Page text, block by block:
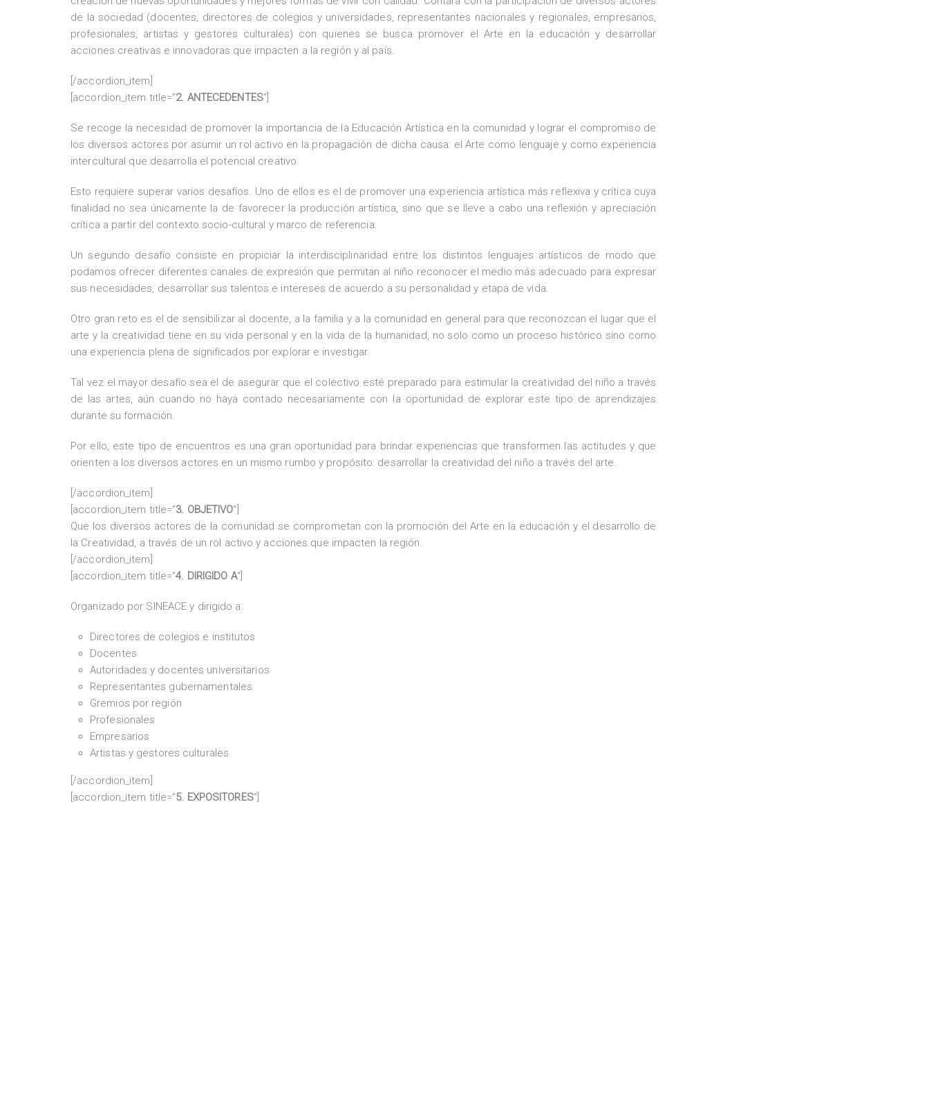
de la sociedad (docentes, directores de colegios y universidades, representantes nacionales y regionales, empresarios,
profesionales, artistas y gestores culturales) con quienes se busca promover el Arte en la educación y desarrollar
acciones creativas e innovadoras que impacten a la región y al país.
[/accordion_item]
[accordion_item title=”2. ANTECEDENTES“]
Se recoge la necesidad de promover la importancia de la Educación Artística en la comunidad y lograr el compromiso de
los diversos actores por asumir un rol activo en la propagación de dicha causa: el Arte como lenguaje y como experiencia
intercultural que desarrolla el potencial creativo.
Esto requiere superar varios desafíos. Uno de ellos es el de promover una experiencia artística más reflexiva y crítica cuya
finalidad no sea únicamente la de favorecer la producción artística, sino que se lleve a cabo una reflexión y apreciación
crítica a partir del contexto socio-cultural y marco de referencia.
Un segundo desafío consiste en propiciar la interdisciplinaridad entre los distintos lenguajes artísticos de modo que
podamos ofrecer diferentes canales de expresión que permitan al niño reconocer el medio más adecuado para expresar
sus necesidades, desarrollar sus talentos e intereses de acuerdo a su personalidad y etapa de vida.
Otro gran reto es el de sensibilizar al docente, a la familia y a la comunidad en general para que reconozcan el lugar que el
arte y la creatividad tiene en su vida personal y en la vida de la humanidad, no solo como un proceso histórico sino como
una experiencia plena de significados por explorar e investigar.
Tal vez el mayor desafío sea el de asegurar que el colectivo esté preparado para estimular la creatividad del niño a través
de las artes, aún cuando no haya contado necesariamente con la oportunidad de explorar este tipo de aprendizajes
durante su formación.
Por ello, este tipo de encuentros es una gran oportunidad para brindar experiencias que transformen las actitudes y que
orienten a los diversos actores en un mismo rumbo y propósito: desarrollar la creatividad del niño a través del arte.
[/accordion_item]
[accordion_item title=”3. OBJETIVO“]
Que los diversos actores de la comunidad se comprometan con la promoción del Arte en la educación y el desarrollo de
la Creatividad, a través de un rol activo y acciones que impacten la región.
[/accordion_item]
[accordion_item title=”4. DIRIGIDO A“]
Organizado por SINEACE y dirigido a:
Directores de colegios e institutos
Docentes
Autoridades y docentes universitarios
Representantes gubernamentales
Gremios por región
Profesionales
Empresarios
Artistas y gestores culturales
[/accordion_item]
[accordion_item title=”5. EXPOSITORES“]